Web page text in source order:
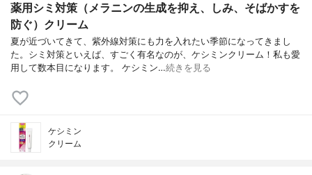
薬用シミ対策（メラニンの生成を抑え、しみ、そばかすを
防ぐ）クリーム
夏が近づいてきて、紫外線対策にも力を入れたい季節になってきまし
た。シミ対策といえば、すごく有名なのが、ケシミンクリーム！私も愛
用して数本目になります。 ケシミン…続きを見る
ケシミン
クリーム